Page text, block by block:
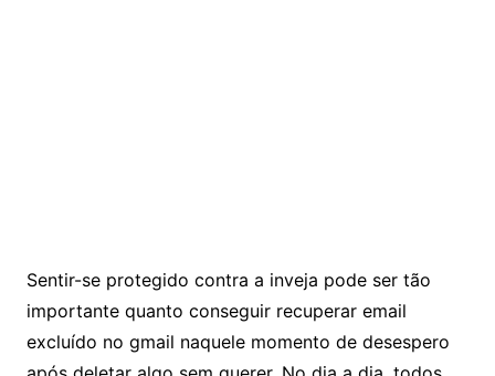
Sentir-se protegido contra a inveja pode ser tão
importante quanto conseguir recuperar email
excluído no gmail naquele momento de desespero